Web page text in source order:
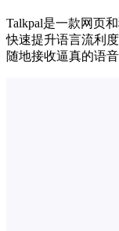
Talkpal是一款网页
快速提升语言流利
随地接收逼真的语音